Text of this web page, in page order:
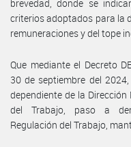
brevedad, donde se
criterios adoptados para la
remuneraciones y del tope
Que mediante el Decreto
30 de septiembre del
dependiente de la
del Trabajo, paso a
Regulación del Trabajo,